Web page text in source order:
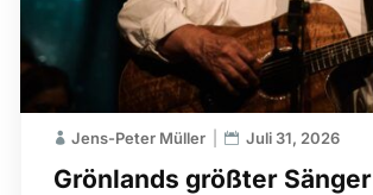
Grönlands größter Sänger
Jens-Peter Müller Juli 31, 2026